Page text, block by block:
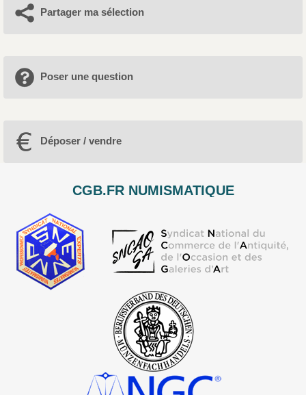
Partager ma sélection
Poser une question
Déposer / vendre
CGB.FR NUMISMATIQUE